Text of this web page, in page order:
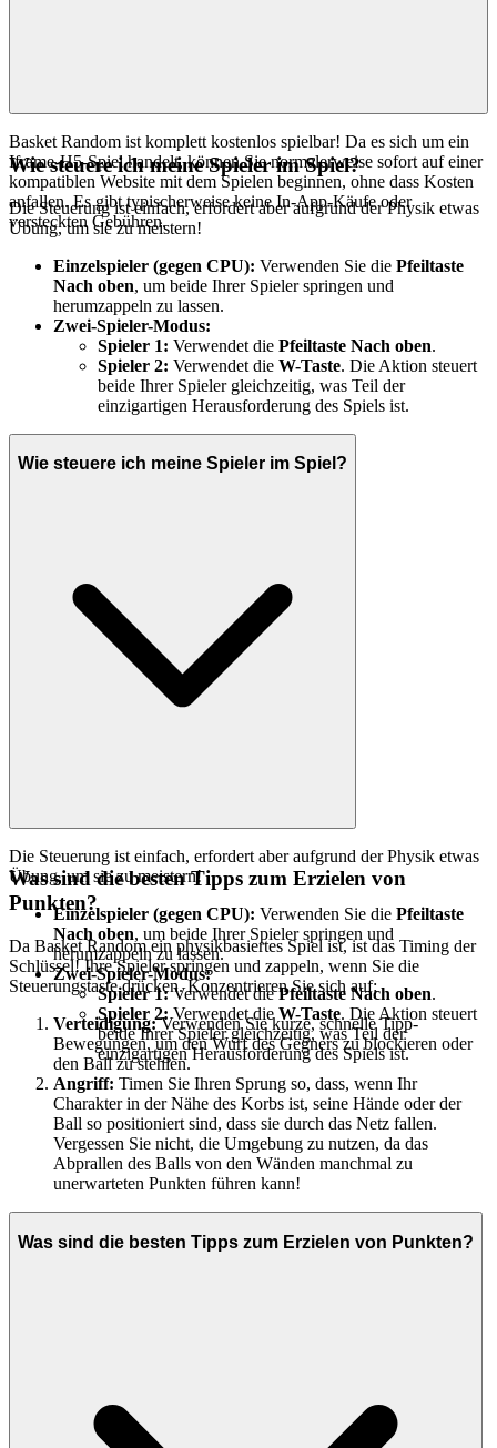
Basket Random ist komplett kostenlos spielbar! Da es sich um ein
Iframe-H5-Spiel handelt, können Sie normalerweise sofort auf einer
kompatiblen Website mit dem Spielen beginnen, ohne dass Kosten
anfallen. Es gibt typischerweise keine In-App-Käufe oder
versteckten Gebühren.
Wie steuere ich meine Spieler im Spiel?
Die Steuerung ist einfach, erfordert aber aufgrund der Physik etwas
Übung, um sie zu meistern!
Einzelspieler (gegen CPU): Verwenden Sie die Pfeiltaste
Nach oben, um beide Ihrer Spieler springen und
herumzappeln zu lassen.
Zwei-Spieler-Modus:
Spieler 1: Verwendet die Pfeiltaste Nach oben.
Spieler 2: Verwendet die W-Taste. Die Aktion steuert
beide Ihrer Spieler gleichzeitig, was Teil der
einzigartigen Herausforderung des Spiels ist.
Wie steuere ich meine Spieler im Spiel?
Die Steuerung ist einfach, erfordert aber aufgrund der Physik etwas
Übung, um sie zu meistern!
Einzelspieler (gegen CPU): Verwenden Sie die Pfeiltaste
Nach oben, um beide Ihrer Spieler springen und
herumzappeln zu lassen.
Zwei-Spieler-Modus:
Spieler 1:Verwendet diePfeiltaste Nach oben.
Spieler 2:Verwendet dieW-Taste. Die Aktion steuert
beide Ihrer Spieler gleichzeitig, was Teil der
einzigartigen Herausforderung des Spiels ist.
Was sind die besten Tipps zum Erzielen von
Punkten?
Da Basket Random ein physikbasiertes Spiel ist, ist das Timing der
Schlüssel! Ihre Spieler springen und zappeln, wenn Sie die
Steuerungstaste drücken. Konzentrieren Sie sich auf:
Verteidigung:Verwenden Sie kurze, schnelle Tipp-
Bewegungen, um den Wurf des Gegners zu blockieren oder
den Ball zu stehlen.
Angriff: Timen Sie Ihren Sprung so, dass, wenn Ihr
Charakter in der Nähe des Korbs ist, seine Hände oder der
Ball so positioniert sind, dass sie durch das Netz fallen.
Vergessen Sie nicht, die Umgebung zu nutzen, da das
Abprallen des Balls von den Wänden manchmal zu
unerwarteten Punkten führen kann!
Was sind die besten Tipps zum Erzielen von Punkten?